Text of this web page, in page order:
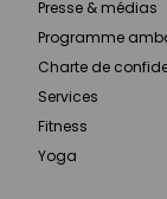
Presse & médias
Programme
Charte de
Services
Fitness
Yoga